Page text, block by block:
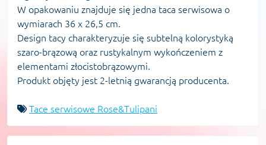
W opakowaniu znajduje się jedna taca serwisowa o
wymiarach 36 x 26,5 cm.
Design tacy charakteryzuje się subtelną kolorystyką
szaro-brązową oraz rustykalnym wykończeniem z
elementami złocistobrązowymi.
Produkt objęty jest 2-letnią gwarancją producenta.
Tace serwisowe Rose&Tulipani